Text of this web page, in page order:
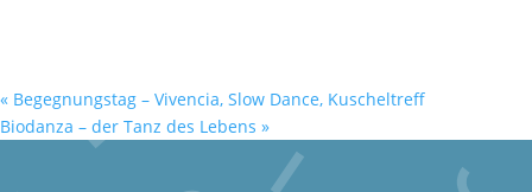
« Begegnungstag – Vivencia, Slow Dance, Kuscheltreff
Biodanza – der Tanz des Lebens »